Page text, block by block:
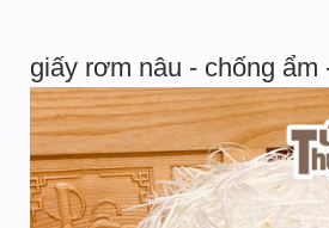
giấy rơm nâu - chống ẩm